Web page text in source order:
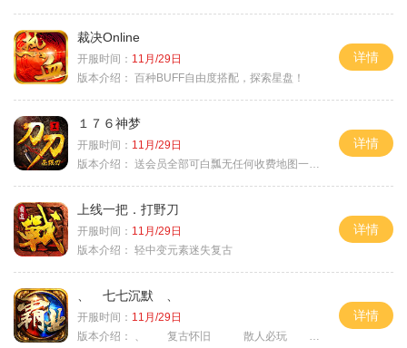
裁决Online
开服时间： 11月/29日
版本介绍： 百种BUFF自由度搭配，探索星盘！
详情
１７６神梦
开服时间： 11月/29日
版本介绍： 送会员全部可白瓢无任何收费地图一切靠打
详情
上线一把．打野刀
开服时间： 11月/29日
版本介绍： 轻中变元素迷失复古
详情
、 七七沉默 、
开服时间： 11月/29日
版本介绍：
、 复古怀旧 散人必玩 、
详情